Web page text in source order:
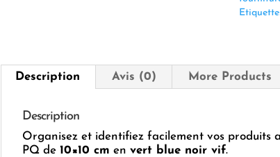
–
Description Avis (0) More Products
Description
Organisez et identifiez facilement vos produits
PQ de 10×10 cm en vert blue noir vif.